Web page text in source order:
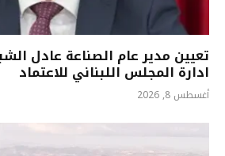
تعيين مدير عام الصناعة عادل
ادارة المجلس اللبناني للاعتماد
أغسطس 8, 2026